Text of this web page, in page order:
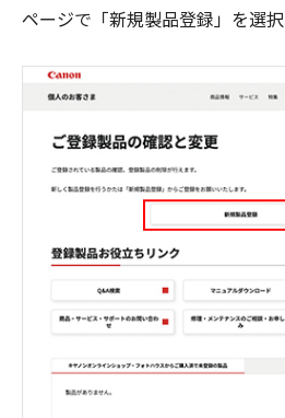
ページで「新規製品登録」を選択